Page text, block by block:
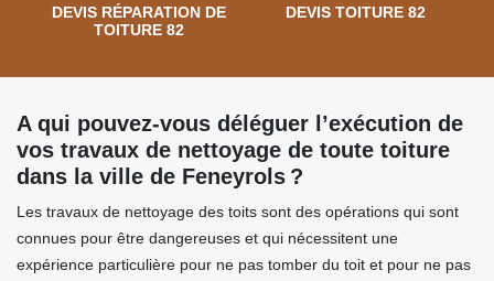
DEVIS RÉPARATION DE
TOITURE 82
DEVIS TOITURE 82
A qui pouvez-vous déléguer l’exécution de
vos travaux de nettoyage de toute toiture
dans la ville de Feneyrols ?
Les travaux de nettoyage des toits sont des opérations qui sont
connues pour être dangereuses et qui nécessitent une
expérience particulière pour ne pas tomber du toit et pour ne pas